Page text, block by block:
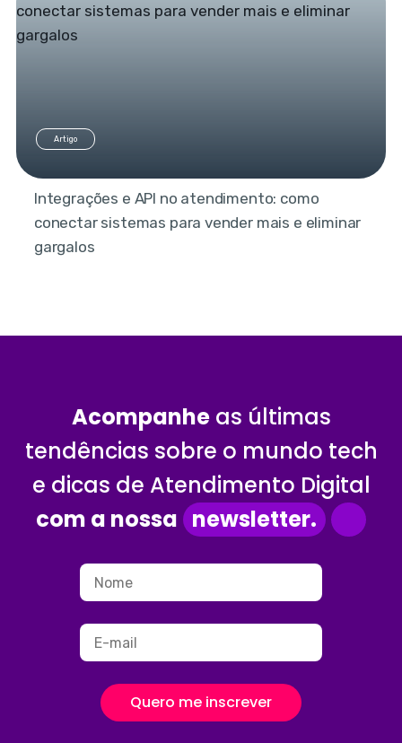
Artigo
Integrações e API no atendimento: como
conectar sistemas para vender mais e eliminar
gargalos
Acompanheas últimas
tendências sobre o mundo tech
e dicas de Atendimento Digital
com a nossa newsletter.
Quero me inscrever